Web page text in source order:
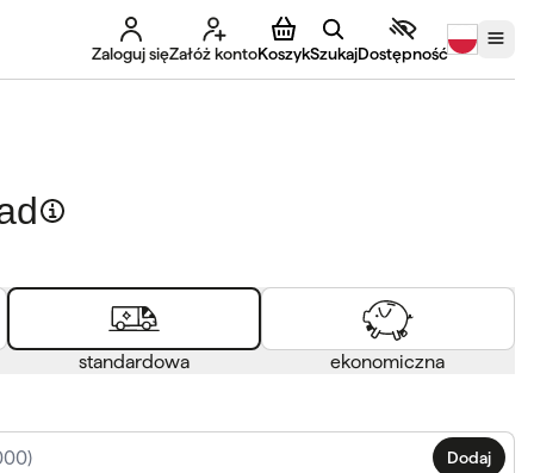
Zaloguj sięZałóż kontoKoszykSzukajDostępność
standardowa ekonomiczna
Dodaj